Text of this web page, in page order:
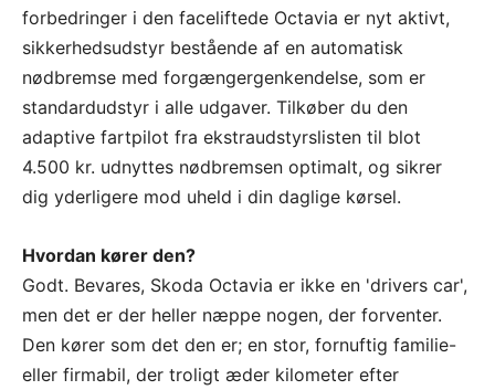
forbedringer i den faceliftede Octavia er nyt aktivt,
sikkerhedsudstyr bestående af en automatisk
nødbremse med forgængergenkendelse, som er
standardudstyr i alle udgaver. Tilkøber du den
adaptive fartpilot fra ekstraudstyrslisten til blot
4.500 kr. udnyttes nødbremsen optimalt, og sikrer
dig yderligere mod uheld i din daglige kørsel.
Hvordan kører den?
Godt. Bevares, Skoda Octavia er ikke en 'drivers car',
men det er der heller næppe nogen, der forventer.
Den kører som det den er; en stor, fornuftig familie-
eller firmabil, der troligt æder kilometer efter